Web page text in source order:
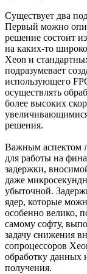
Существует два
Первый можно
решение состоит
на каких-то
Xeon и
подразумевает
использующего
осуществлять
более высоких
решения.
Важным аспектом
для работы на
задержки,
даже
убыточной.
ядер, которые
особенно велико,
самому софту,
задачу снижения
сопроцессоров
обработку данных
получения.